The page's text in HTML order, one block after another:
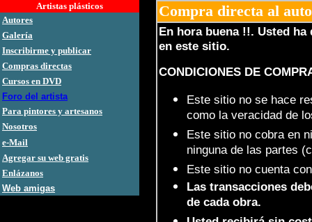
Artistas plásticos
Autores
Galería
Inscribirme y publicar
Compras directas
Cursos en DVD
Foro del artista
Para pintores y artesanos
Nosotros
e-Mail
Agregar su web gratis
Enlázanos
Web amigas
Compra directa al
En hora buena !!. Usted
en este sitio.
CONDICIONES DE
Este sitio no se hace
como la veracidad de
Este sitio no cobra en
ninguna de las partes
Este sitio no cuenta
Las transacciones
de cada obra.